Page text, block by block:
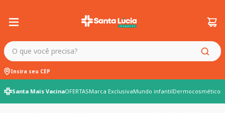
O que você precisa?
Insira seu CEP
Santa Mais VacinaOFERTASMarca ExclusivaMundo infantilDermocosméticos